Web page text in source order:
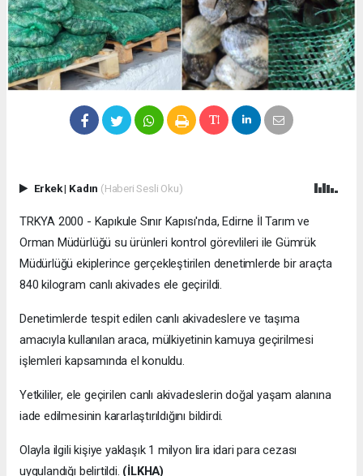
Erkek| Kadın (Haberi Sesli Oku)
TRKYA 2000 - Kapıkule Sınır Kapısı'nda, Edirne İl Tarım ve
Orman Müdürlüğü su ürünleri kontrol görevlileri ile Gümrük
Müdürlüğü ekiplerince gerçekleştirilen denetimlerde bir araçta
840 kilogram canlı akivades ele geçirildi.
Denetimlerde tespit edilen canlı akivadeslere ve taşıma
amacıyla kullanılan araca, mülkiyetinin kamuya geçirilmesi
işlemleri kapsamında el konuldu.
Yetkililer, ele geçirilen canlı akivadeslerin doğal yaşam alanına
iade edilmesinin kararlaştırıldığını bildirdi.
Olayla ilgili kişiye yaklaşık 1 milyon lira idari para cezası
uygulandığı belirtildi. (İLKHA)